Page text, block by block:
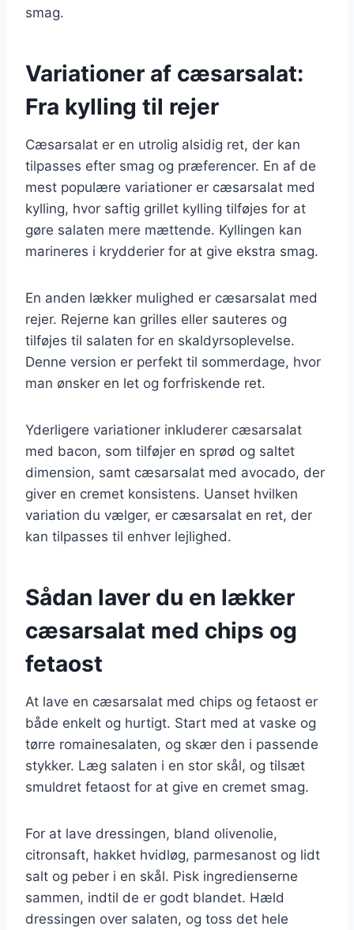
smag.
Variationer af cæsarsalat:
Fra kylling til rejer
Cæsarsalat er en utrolig alsidig ret, der kan
tilpasses efter smag og præferencer. En af de
mest populære variationer er cæsarsalat med
kylling, hvor saftig grillet kylling tilføjes for at
gøre salaten mere mættende. Kyllingen kan
marineres i krydderier for at give ekstra smag.
En anden lækker mulighed er cæsarsalat med
rejer. Rejerne kan grilles eller sauteres og
tilføjes til salaten for en skaldyrsoplevelse.
Denne version er perfekt til sommerdage, hvor
man ønsker en let og forfriskende ret.
Yderligere variationer inkluderer cæsarsalat
med bacon, som tilføjer en sprød og saltet
dimension, samt cæsarsalat med avocado, der
giver en cremet konsistens. Uanset hvilken
variation du vælger, er cæsarsalat en ret, der
kan tilpasses til enhver lejlighed.
Sådan laver du en lækker
cæsarsalat med chips og
fetaost
At lave en cæsarsalat med chips og fetaost er
både enkelt og hurtigt. Start med at vaske og
tørre romainesalaten, og skær den i passende
stykker. Læg salaten i en stor skål, og tilsæt
smuldret fetaost for at give en cremet smag.
For at lave dressingen, bland olivenolie,
citronsaft, hakket hvidløg, parmesanost og lidt
salt og peber i en skål. Pisk ingredienserne
sammen, indtil de er godt blandet. Hæld
dressingen over salaten, og toss det hele